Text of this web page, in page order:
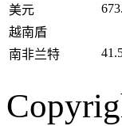
美元
越南盾
南非兰特